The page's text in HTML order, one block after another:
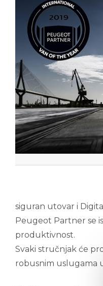
siguran utovar i
Peugeot Partner se
produktivnost.
Svaki stručnjak će
robusnim uslugama